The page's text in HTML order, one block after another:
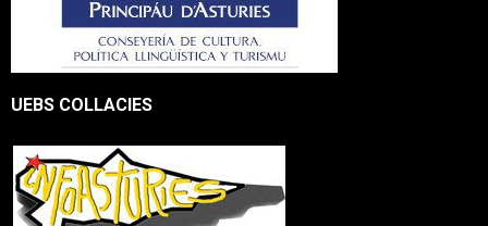
UEBS COLLACIES